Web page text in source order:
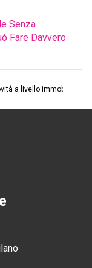
Senza
Fare Davvero
a livello immobiliare